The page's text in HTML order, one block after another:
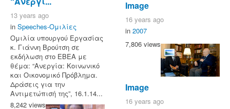
13 years ago
in Speeches-Ομιλίες
Ομιλία υπουργού Εργασίας
κ. Γιάννη Βρούτση σε
εκδήλωση στο ΕΒΕΑ με
θέμα: “Ανεργία: Κοινωνικό
και Οικονομικό Πρόβλημα.
Δράσεις για την
Αντιμετώπισή της”, 16.1.14...
8,242 views
Image
16 years ago
in 2007
7,806 views
Image
16 years ago